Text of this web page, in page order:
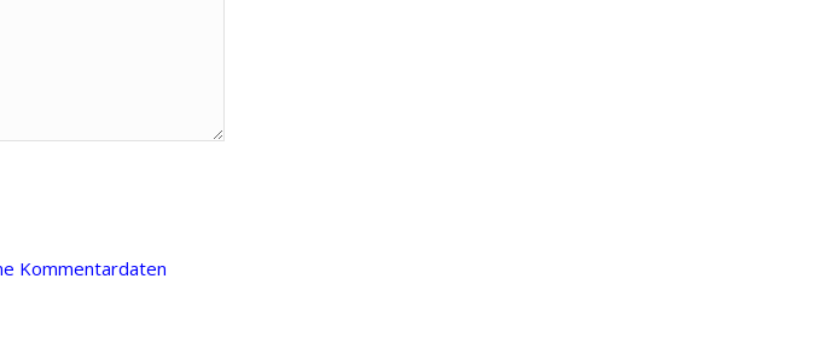
Kommentardaten